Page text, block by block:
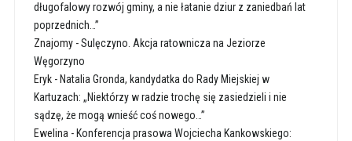
długofalowy rozwój gminy, a nie łatanie dziur z zaniedbań lat
poprzednich…”
Znajomy-Sulęczyno. Akcja ratownicza na Jeziorze
Węgorzyno
Eryk- Natalia Gronda, kandydatka do Rady Miejskiej w
Kartuzach: „Niektórzy w radzie trochę się zasiedzieli i nie
sądzę, że mogą wnieść coś nowego…”
Ewelina- Konferencja prasowa Wojciecha Kankowskiego: